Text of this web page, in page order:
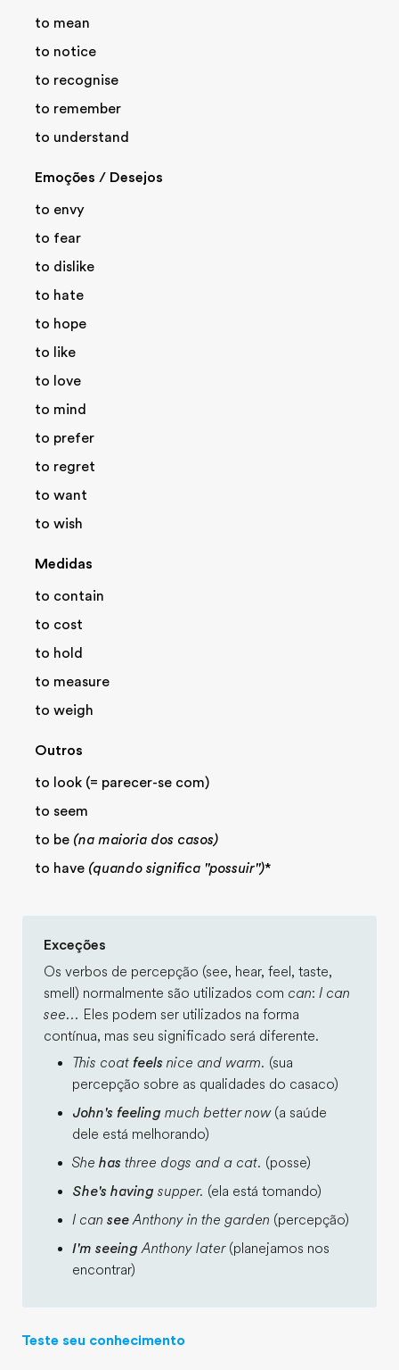
to mean
to notice
to recognise
to remember
to understand
Emoções / Desejos
to envy
to fear
to dislike
to hate
to hope
to like
to love
to mind
to prefer
to regret
to want
to wish
Medidas
to contain
to cost
to hold
to measure
to weigh
Outros
to look (= parecer-se com)
to seem
to be (na maioria dos casos)
to have (quando significa "possuir")*
Exceções
Os verbos de percepção (see, hear, feel, taste,
smell) normalmente são utilizados com can: I can
see... Eles podem ser utilizados na forma
contínua, mas seu significado será diferente.
This coat feels nice and warm. (sua
percepção sobre as qualidades do casaco)
John's feeling much better now(a saúde
dele está melhorando)
She has three dogs and a cat. (posse)
She's having supper. (ela está tomando)
I can seeAnthony in the garden (percepção)
I'm seeing Anthony later(planejamos nos
encontrar)
Teste seu conhecimento